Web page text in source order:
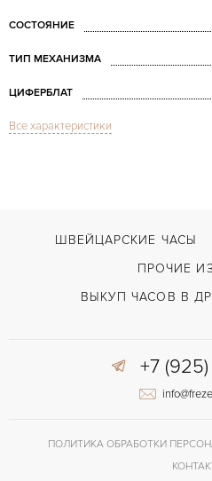
СОСТОЯНИЕ
ТИП МЕХАНИЗМА
ЦИФЕРБЛАТ
СТЕКЛО
ВОЗМОЖНОСТИ ДОСТАВКИ
ЦВЕТ БРАСЛЕТА
Все характеристики
ШВЕЙЦАРСКИЕ ЧАСЫ
ПРОЧИЕ
ВЫКУП ЧАСОВ В
+7 (925)
ПОЛИТИКА ОБРАБОТКИ